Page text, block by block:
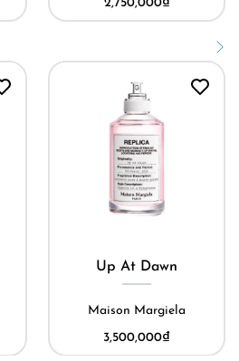
2,750,000₫
Up At Dawn
Maison Margiela
3,500,000₫